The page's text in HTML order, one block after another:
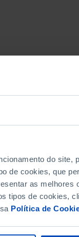
do site,
de cookies, que
as melhores
tipos de cookies,
Política de